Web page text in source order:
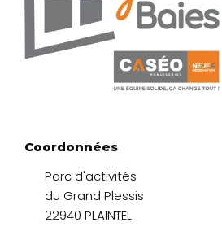
Coordonnées
Parc d'activités
du Grand Plessis
22940 PLAINTEL